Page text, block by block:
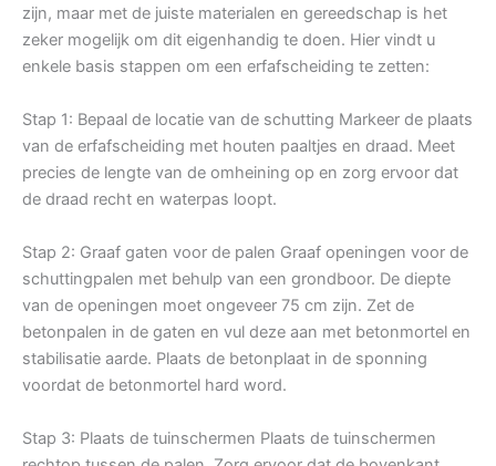
zijn, maar met de juiste materialen en gereedschap is het
zeker mogelijk om dit eigenhandig te doen. Hier vindt u
enkele basis stappen om een erfafscheiding te zetten:
Stap 1: Bepaal de locatie van de schutting Markeer de plaats
van de erfafscheiding met houten paaltjes en draad. Meet
precies de lengte van de omheining op en zorg ervoor dat
de draad recht en waterpas loopt.
Stap 2: Graaf gaten voor de palen Graaf openingen voor de
schuttingpalen met behulp van een grondboor. De diepte
van de openingen moet ongeveer 75 cm zijn. Zet de
betonpalen in de gaten en vul deze aan met betonmortel en
stabilisatie aarde. Plaats de betonplaat in de sponning
voordat de betonmortel hard word.
Stap 3: Plaats de tuinschermen Plaats de tuinschermen